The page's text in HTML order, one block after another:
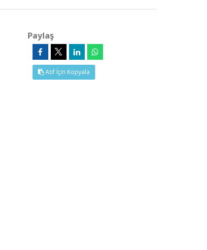
Paylaş
Atıf İçin Kopyala